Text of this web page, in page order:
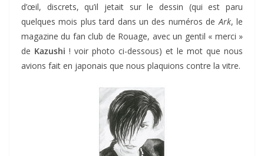
d’œil, discrets, qu’il jetait sur le dessin (qui est paru
quelques mois plus tard dans un des numéros de Ark, le
magazine du fan club de Rouage, avec un gentil « merci »
de Kazushi ! voir photo ci-dessous) et le mot que nous
avions fait en japonais que nous plaquions contre la vitre.